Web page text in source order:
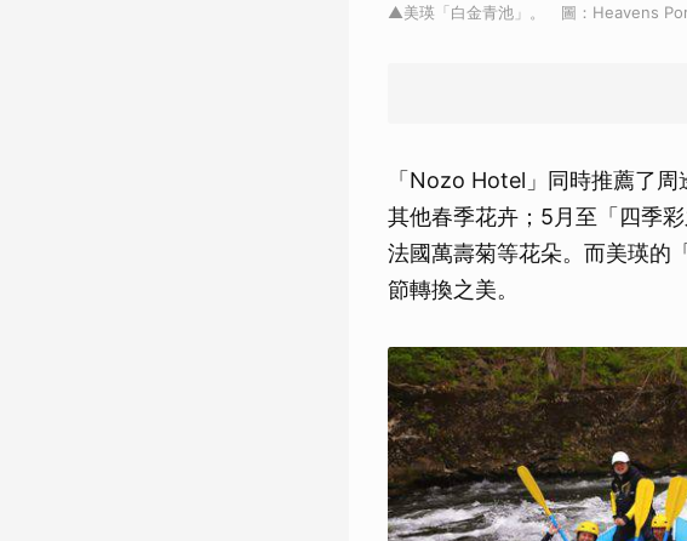
▲美瑛「白金青池」。 圖：Heavens
「Nozo Hotel」同時推薦了
其他春季花卉；5月至「四季
法國萬壽菊等花朵。而美瑛的
節轉換之美。